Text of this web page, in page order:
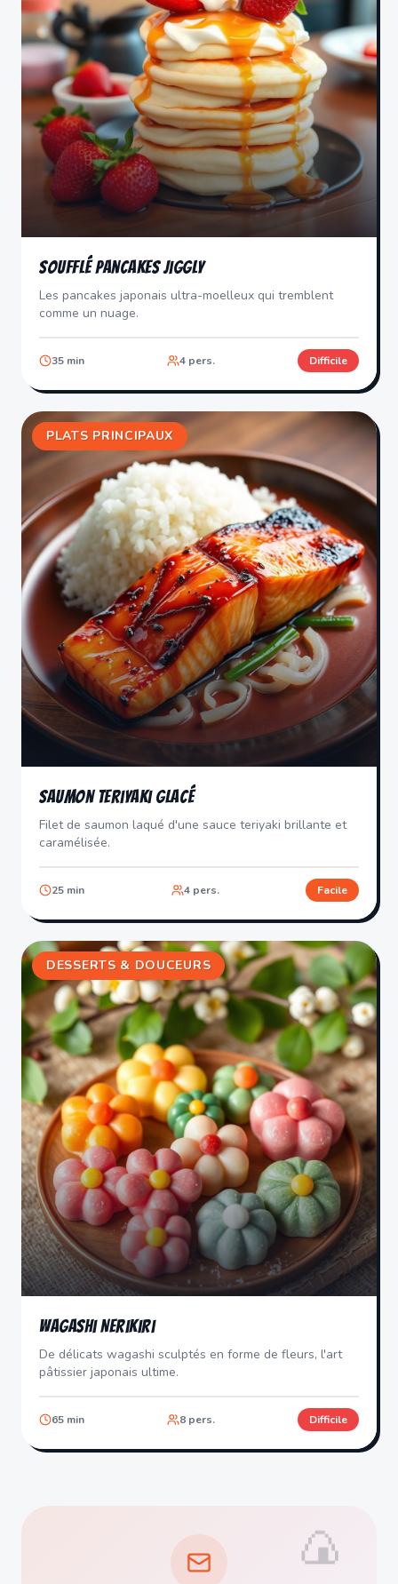
Soufflé Pancakes Jiggly
Les pancakes japonais ultra-moelleux qui tremblent
comme un nuage.
35 min 4 pers. Difficile
PLATS PRINCIPAUX
Saumon Teriyaki Glacé
Filet de saumon laqué d'une sauce teriyaki brillante et
caramélisée.
25 min 4pers. Facile
DESSERTS & DOUCEURS
Wagashi Nerikiri
De délicats wagashi sculptés en forme de fleurs, l'art
pâtissier japonais ultime.
65 min 8 pers. Difficile
🍙